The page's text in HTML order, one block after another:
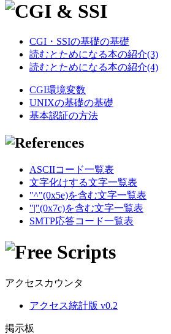
CGI・SSIの基礎の基礎
読むとためになる本の紹介(3)
読むとためになる本の紹介(4)
CGI環境変数
UNIXの基礎の基礎
基本認証の方法
ASCIIコード一覧表
文字化けする文字一覧表
"^"(0x5e)を含む文字一覧表
"|"(0x7c)を含む文字一覧表
SMTP応答コード一覧表
アクセスカウンタ
アクセス統計版 v0.2
掲示板